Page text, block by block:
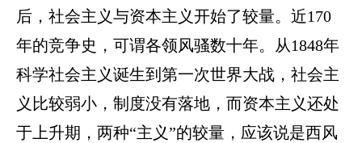
后，社会主义与资本主义开始了较量。近170
年的竞争史，可谓各领风骚数十年。从1848年
科学社会主义诞生到第一次世界大战，社会主
义比较弱小，制度没有落地，而资本主义还处
于上升期，两种“主义”的较量，应该说是西风